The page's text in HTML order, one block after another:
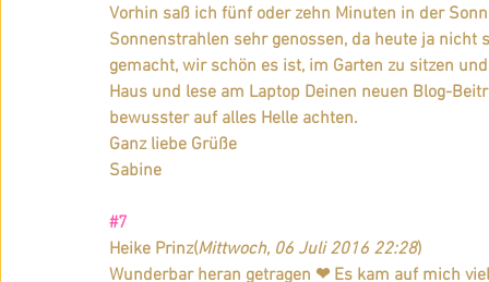
Vorhin saß ich fünf oder zehn Minuten in der
Sonnenstrahlen sehr genossen, da heute ja
gemacht, wir schön es ist, im Garten zu sitzen
Haus und lese am Laptop Deinen neuen Blog-
bewusster auf alles Helle achten.
Ganz liebe Grüße
Sabine
#7
Heike Prinz(Mittwoch, 06 Juli 2016 22:28)
Wunderbar heran getragen ❤ Es kam auf mich